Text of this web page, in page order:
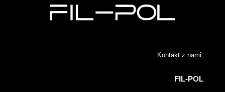
Kontakt z nami:
FIL-POL